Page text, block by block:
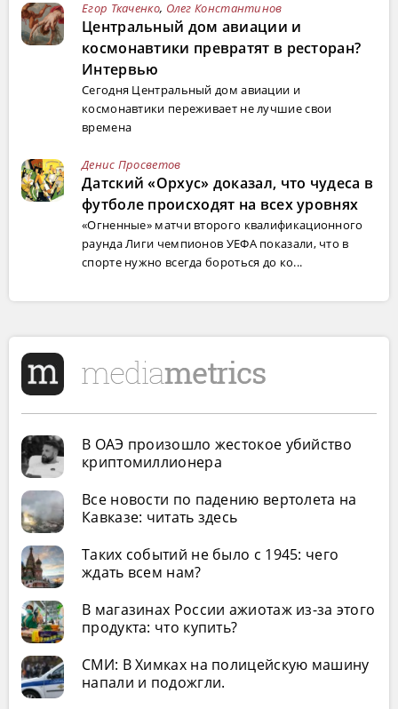
Егор Ткаченко, Олег Константинов
Центральный дом авиации и
космонавтики превратят в ресторан?
Интервью
Сегодня Центральный дом авиации и
космонавтики переживает не лучшие свои
времена
Денис Просветов
Датский «Орхус» доказал, что чудеса в
футболе происходят на всех уровнях
«Огненные» матчи второго квалификационного
раунда Лиги чемпионов УЕФА показали, что в
спорте нужно всегда бороться до ко...
В ОАЭ произошло жестокое убийство
криптомиллионера
Все новости по падению вертолета на
Кавказе: читать здесь
Таких событий не было с 1945: чего
ждать всем нам?
В магазинах России ажиотаж из-за этого
продукта: что купить?
СМИ: В Химках на полицейскую машину
напали и подожгли.